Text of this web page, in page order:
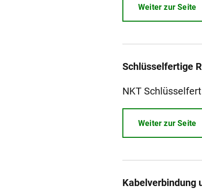
Weiter zur Seite
Schlüsselfertige
NKT
Weiter zur Seite
Kabelverbindung